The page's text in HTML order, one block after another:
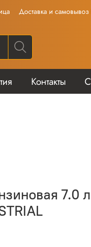
Доставка и
Контакты
7.0